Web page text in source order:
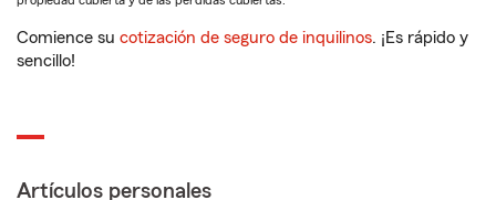
Comience su cotización de seguro de inquilinos. ¡Es rápido y
sencillo!
Artículos personales